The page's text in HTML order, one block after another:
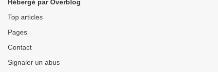
Hébergé par Overblog
Top articles
Pages
Contact
Signaler un abus